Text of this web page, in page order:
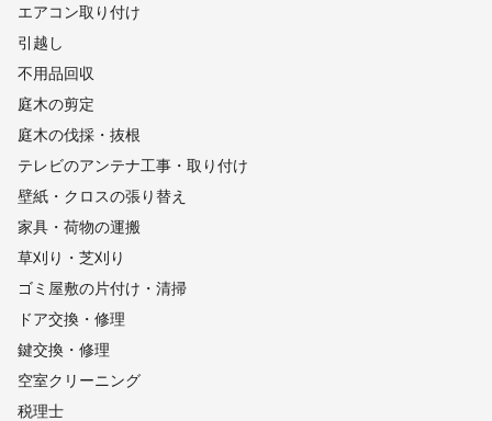
エアコン取り付け
引越し
不用品回収
庭木の剪定
庭木の伐採・抜根
テレビのアンテナ工事・取り付け
壁紙・クロスの張り替え
家具・荷物の運搬
草刈り・芝刈り
ゴミ屋敷の片付け・清掃
ドア交換・修理
鍵交換・修理
空室クリーニング
税理士